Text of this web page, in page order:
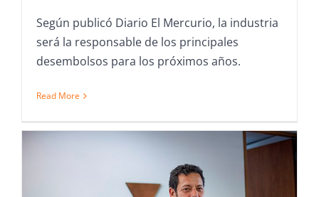
Según publicó Diario El Mercurio, la industria
será la responsable de los principales
desembolsos para los próximos años.
Read More